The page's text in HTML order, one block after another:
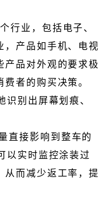
行业，包括电子、
，产品如手机、电视
产品对外观的要求极
者的购买决策。
别出屏幕划痕、
直接影响到整车的
以实时监控涂装过
从而减少返工率，提